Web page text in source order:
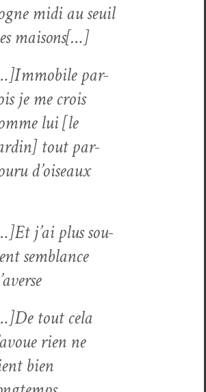
midi au seuil
maisons[…]
par­
je me crois
lui[le
tout par­
d’oiseaux
j’ai plus sou­
sem­blance
tout cela
rien ne
bien